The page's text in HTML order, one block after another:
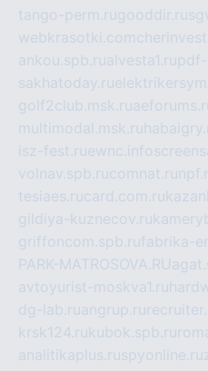
tango-perm.rugooddir.ru
webkrasotki.com
ankou.spb.rualvesta1.ru
sakhatoday.ru
golf2club.msk.ru
multimodal.msk.ru
isz-fest.ruewnc.info
volnav.spb.rucomnat.ru
tesiaes.rucard.com.ru
gildiya-kuznecov.ru
griffoncom.spb.rufabrika-
PARK-MATROSOVA.RU
avtoyurist-moskva1.ru
dg-lab.ruangrup.ru
krsk124.rukubok.spb.ru
analitikaplus.ruspyonline.ru